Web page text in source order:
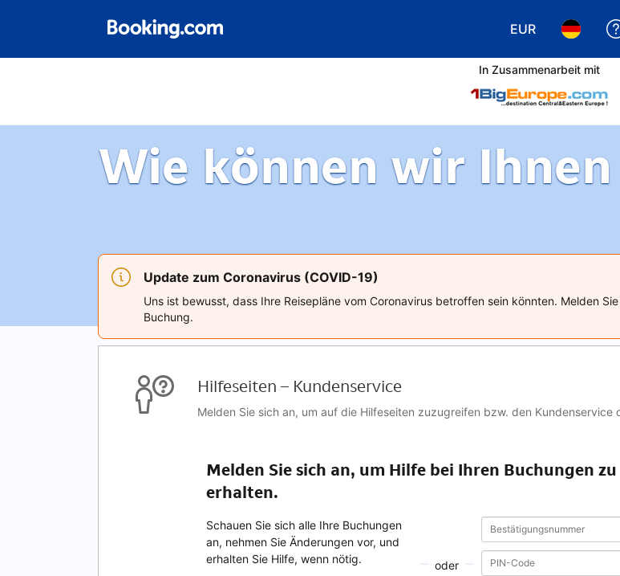
EUR
Wählen Sie Ihre
Wählen
In Zusammenarbeit mit
Wie können wir
Update zum Coronavirus (COVID-19)
Uns ist bewusst, dass Ihre Reisepläne vom Coronavirus betroffen sein könnten. Melden
Buchung.
Hilfeseiten – Kundenservice
Melden Sie sich an, um auf die Hilfeseiten zuzugreifen bzw. den
Melden Sie sich an, um Hilfe bei Ihren Buchungen zu
erhalten.
Schauen Sie sich alle Ihre Buchungen
an, nehmen Sie Änderungen vor, und
erhalten Sie Hilfe, wenn nötig.
oder
Bestätigungsnummer
Bestätigungsnummer